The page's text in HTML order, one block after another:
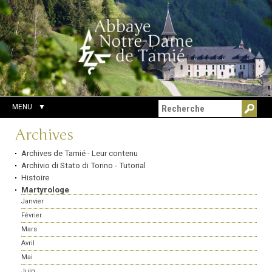
Aller
au
contenu.
|
Aller
à
la
navigation
Outils
personnels
Chercher par
Recherche
avancée…
MENU
Navigation
Archives
Archives de Tamié - Leur contenu
Archivio di Stato di Torino - Tutorial
Histoire
Martyrologe
Janvier
Février
Mars
Avril
Mai